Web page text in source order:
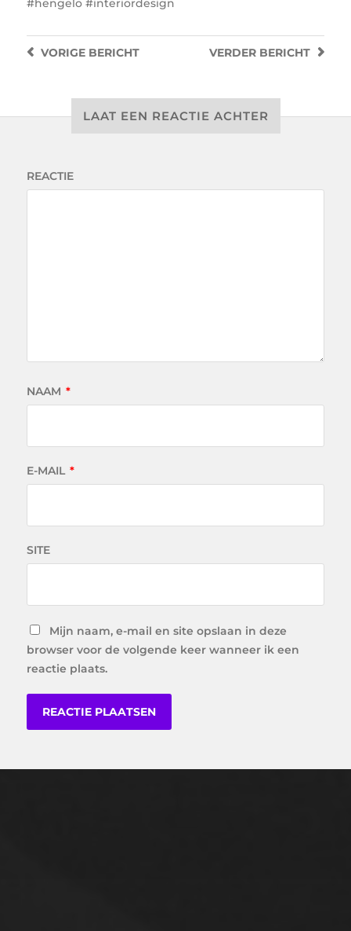
#hengelo #interiordesign
VERDER BERICHT
VORIGEBERICHT
LAAT EEN REACTIE ACHTER
REACTIE
NAAM *
E-MAIL *
SITE
Mijn naam, e-mail en site opslaan in deze
browser voor de volgende keer wanneer ik een
reactie plaats.